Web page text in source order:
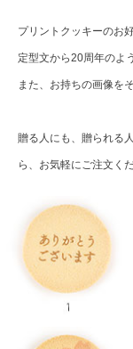
プリントクッキーのお
定型文から20周年のよ
また、お持ちの画像を
贈る人にも、贈られる
ら、お気軽にご注文くだ